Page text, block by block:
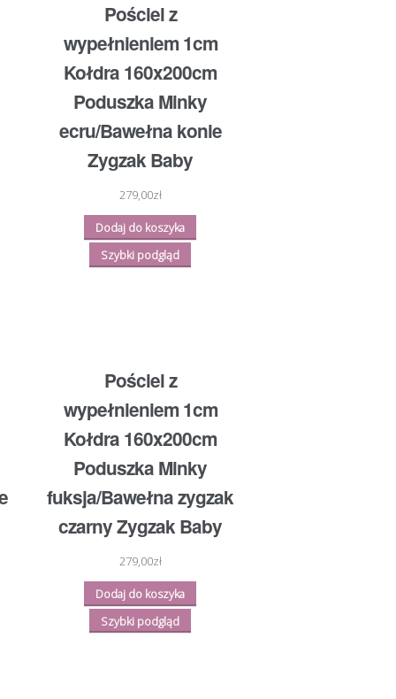
Pościel z
wypełnieniem 1cm
Kołdra 160x200cm
Poduszka Minky
ecru/Bawełna konie
Zygzak Baby
279,00zł
Dodaj do koszyka
Szybki podgląd
Pościel z
wypełnieniem 1cm
Kołdra 160x200cm
Poduszka Minky
fuksja/Bawełna zygzak
czarny Zygzak Baby
279,00zł
Dodaj do koszyka
Szybki podgląd